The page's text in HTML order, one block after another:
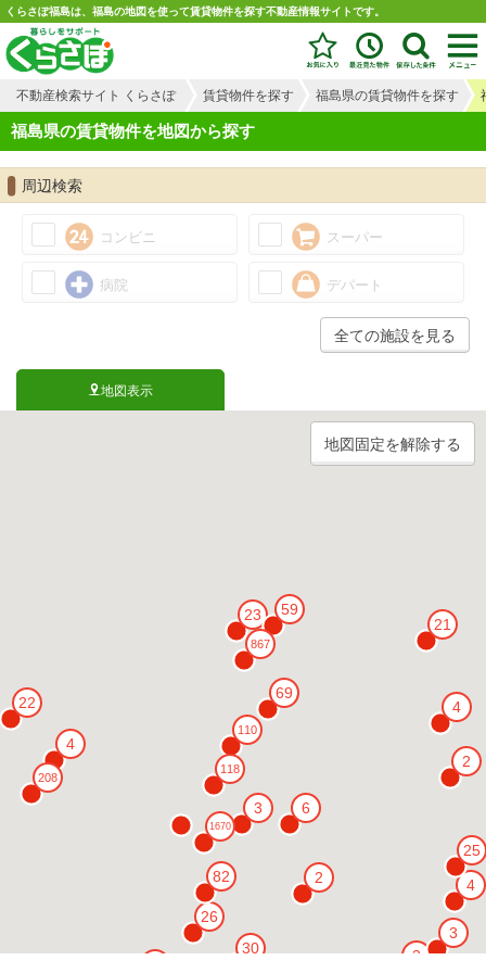
くらさぽ福島は、福島の地図を使って賃貸物件を探す不動産情報サイトです。
不動産検索サイト くらさぽ 賃貸物件を探す 福島県の賃貸物件を探す
福島県の賃貸物件を地図から探す
周辺検索
コンビニ スーパー
病院 デパート
全ての施設を見る
地図表示
地図固定を解除する